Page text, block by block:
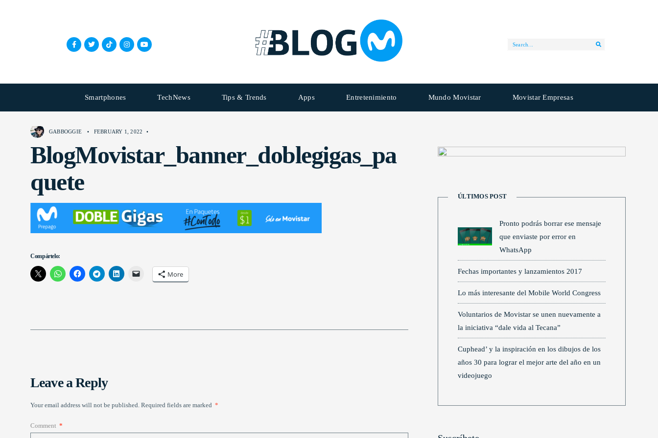
Smartphones TechNews Tips & Trends Apps Entretenimiento Mundo Movistar Movistar Empresas
GABBOGGIE • FEBRUARY 1, 2022 •
BlogMovistar_banner_doblegigas_pa
quete
Compártelo:
More
Leave a Reply
Your email address will not be published. Required fields are marked *
Comment *
ÚLTIMOS POST
Pronto podrás borrar ese mensaje
que enviaste por error en
WhatsApp
Fechas importantes y lanzamientos 2017
Lo más interesante del Mobile World Congress
Voluntarios de Movistar se unen nuevamente a
la iniciativa “dale vida al Tecana”
Cuphead’ y la inspiración en los dibujos de los
años 30 para lograr el mejor arte del año en un
videojuego